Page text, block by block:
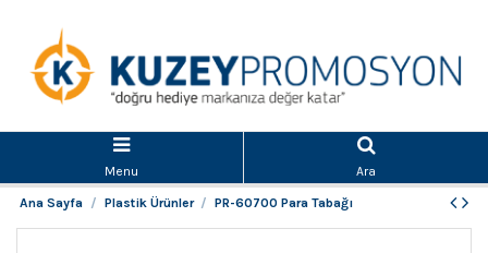
Menu Ara
Ana Sayfa Plastik Ürünler PR-60700 Para Tabağı